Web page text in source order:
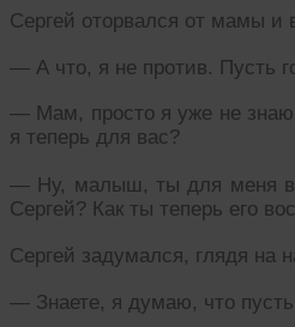
Сергей оторвался от мамы и
— А что, я не против. Пусть
— Мам, просто я уже не
я теперь для вас?
— Ну, малыш, ты для меня
Сергей? Как ты теперь его
Сергей задумался, глядя на
— Знаете, я думаю, что